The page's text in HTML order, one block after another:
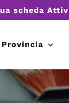
scheda
Provincia